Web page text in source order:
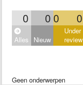
0 0 0 0
Alles Nieuw
Under
review
Geen onderwerpen